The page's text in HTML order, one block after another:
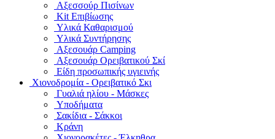
Αξεσσούρ Πισίνων
Kit Επιβίωσης
Υλικά Καθαρισμού
Υλικά Συντήρησης
Αξεσουάρ Camping
Αξεσουάρ Ορειβατικού Σκί
Είδη προσωπικής υγιεινής
Χιονοδρομία - Ορειβατικό Σκι
Γυαλιά ηλίου - Μάσκες
Υποδήματα
Σακίδια - Σάκκοι
Κράνη